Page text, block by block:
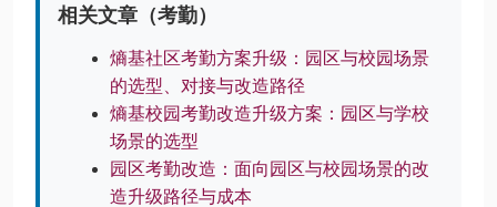
相关文章（考勤）
熵基社区考勤方案升级：园区与校园场景
的选型、对接与改造路径
熵基校园考勤改造升级方案：园区与学校
场景的选型
园区考勤改造：面向园区与校园场景的改
造升级路径与成本